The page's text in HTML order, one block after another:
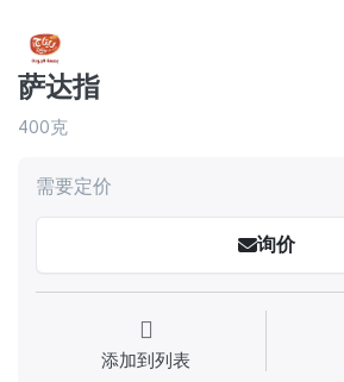
萨达指
400克
需要定价
询价
添加到列表